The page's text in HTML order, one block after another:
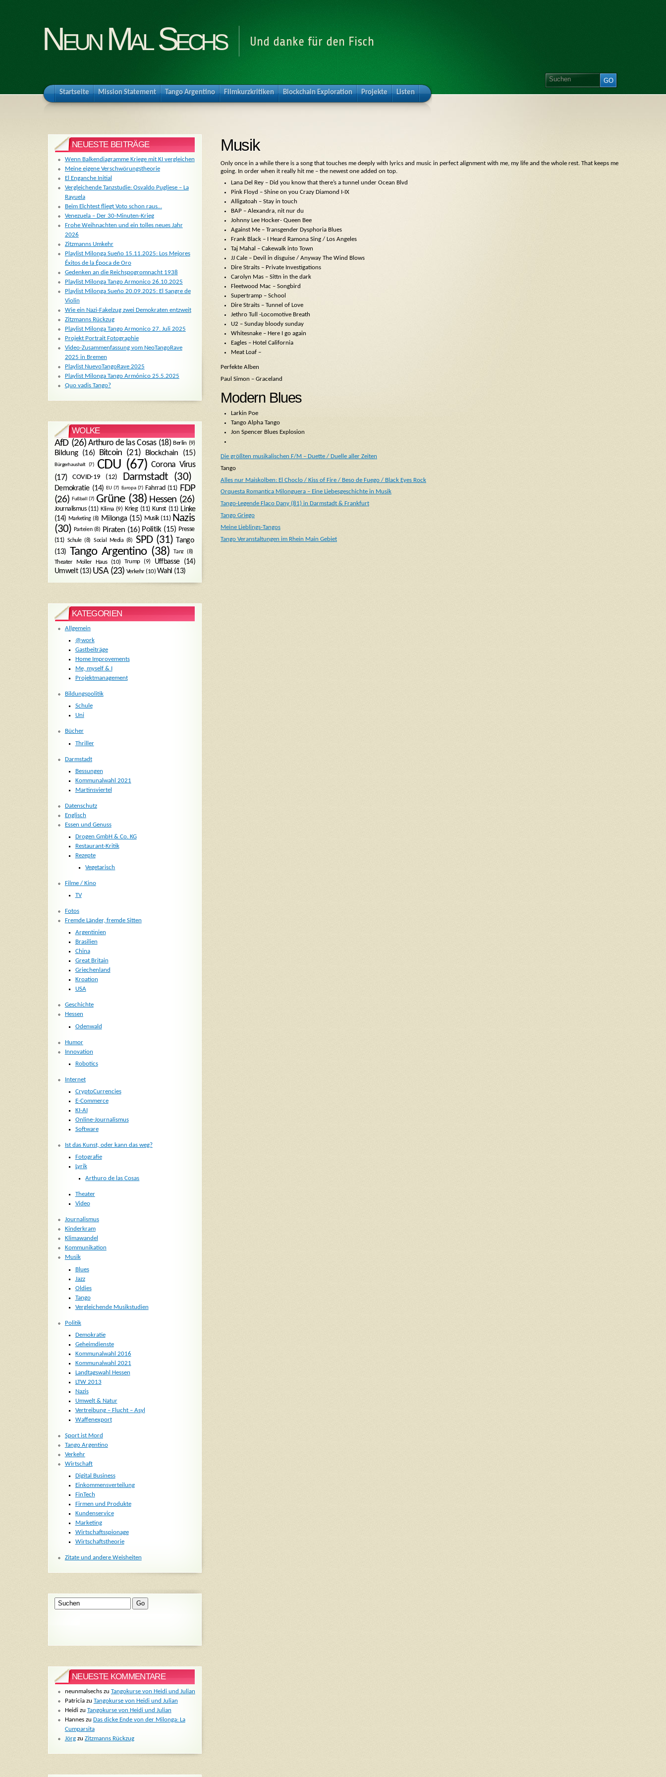
Neun Mal Sechs Und danke für den Fisch
Startseite Mission Statement Tango Argentino Filmkurzkritiken Blockchain Exploration Projekte Listen
Musik
Only once in a while there is a song that touches me deeply with lyrics and music in perfect alignment with me, my life and the whole rest. That keeps me
going. In order when it really hit me – the newest one added on top.
Lana Del Rey – Did you know that there’s a tunnel under Ocean Blvd
Pink Floyd – Shine on you Crazy Diamond I-IX
Alligatoah – Stay in touch
BAP – Alexandra, nit nur du
Johnny Lee Hocker- Queen Bee
Against Me – Transgender Dysphoria Blues
Frank Black – I Heard Ramona Sing / Los Angeles
Taj Mahal – Cakewalk into Town
JJ Cale – Devil in disguise / Anyway The Wind Blows
Dire Straits – Private Investigations
Carolyn Mas – Sittn in the dark
Fleetwood Mac – Songbird
Supertramp – School
Dire Straits – Tunnel of Love
Jethro Tull -Locomotive Breath
U2 – Sunday bloody sunday
Whitesnake – Here I go again
Eagles – Hotel California
Meat Loaf –
Perfekte Alben
Paul Simon – Graceland
Modern Blues
Larkin Poe
Tango Alpha Tango
Jon Spencer Blues Explosion
Die größten musikalischen F/M – Duette / Duelle aller Zeiten
Tango
Alles nur Maiskolben: El Choclo / Kiss of Fire / Beso de Fuego / Black Eyes Rock
Orquesta Romantica Milonguera – Eine Liebesgeschichte in Musik
Tango-Legende Flaco Dany (81) in Darmstadt & Frankfurt
Tango Griego
Meine Lieblings-Tangos
Tango Veranstaltungen im Rhein Main Gebiet
NEUESTE BEITRÄGE
Wenn Balkendiagramme Kriege mit KI vergleichen
Meine eigene Verschwörungstheorie
El Enganche Initial
Vergleichende Tanzstudie: Osvaldo Pugliese – La
Rayuela
Beim Elchtest fliegt Voto schon raus…
Venezuela – Der 30-Minuten-Krieg
Frohe Weihnachten und ein tolles neues Jahr
2026
Zitzmanns Umkehr
Playlist Milonga Sueño 15.11.2025: Los Mejores
Éxitos de la Época de Oro
Gedenken an die Reichspogromnacht 1938
Playlist Milonga Tango Armonico 26.10.2025
Playlist Milonga Sueño 20.09.2025: El Sangre de
Violin
Wie ein Nazi-Fakelzug zwei Demokraten entzweit
Zitzmanns Rückzug
Playlist Milonga Tango Armonico 27. Juli 2025
Projekt Portrait Fotographie
Video-Zusammenfassung vom NeoTangoRave
2025 in Bremen
Playlist NuevoTangoRave 2025
Playlist Milonga Tango Armónico 25.5.2025
Quo vadis Tango?
WOLKE
AfD(26) Arthuro de las Cosas(18) Berlin (9)
Bildung(16) Bitcoin (21) Blockchain (15)
Bürgerhaushalt (7) CDU (67) Corona Virus
(17)
COVID-19 (12) Darmstadt (30)
Demokratie(14) EU(7) Europa(7) Fahrrad (11) FDP
(26) Fußball (7) Grüne(38) Hessen (26)
Journalismus(11) Klima(9) Krieg(11) Kunst(11) Linke
(14) Marketing(8) Milonga(15) Musik(11) Nazis
(30) Parteien(8) Piraten (16) Politik(15) Presse
(11) Schule(8) Social Media (8) SPD(31) Tango
(13)
Tango Argentino(38) Tanz(8)
Theater Moller Haus(10) Trump(9) Uffbasse(14)
Umwelt(13) USA(23) Verkehr(10) Wahl (13)
KATEGORIEN
Allgemein
@work
Gastbeiträge
Home Improvements
Me, myself & I
Projektmanagement
Bildungspolitik
Schule
Uni
Bücher
Thriller
Darmstadt
Bessungen
Kommunalwahl 2021
Martinsviertel
Datenschutz
Englisch
Essen und Genuss
Drogen GmbH & Co. KG
Restaurant-Kritik
Rezepte
Vegetarisch
Filme / Kino
TV
Fotos
Fremde Länder, fremde Sitten
Argentinien
Brasilien
China
Great Britain
Griechenland
Kroation
USA
Geschichte
Hessen
Odenwald
Humor
Innovation
Robotics
Internet
CryptoCurrencies
E-Commerce
KI-AI
Online-Journalismus
Software
Ist das Kunst, oder kann das weg?
Fotografie
Lyrik
Arthuro de las Cosas
Theater
Video
Journalismus
Kinderkram
Klimawandel
Kommunikation
Musik
Blues
Jazz
Oldies
Tango
Vergleichende Musikstudien
Politik
Demokratie
Geheimdienste
Kommunalwahl 2016
Kommunalwahl 2021
Landtagswahl Hessen
LTW 2013
Nazis
Umwelt & Natur
Vertreibung – Flucht – Asyl
Waffenexport
Sport ist Mord
Tango Argentino
Verkehr
Wirtschaft
Digital Business
Einkommensverteilung
FinTech
Firmen und Produkte
Kundenservice
Marketing
Wirtschaftsspionage
Wirtschaftstheorie
Zitate und andere Weisheiten
NEUESTE KOMMENTARE
neunmalsechszu Tangokurse von Heidi und Julian
Patriciazu Tangokurse von Heidi und Julian
Heidizu Tangokurse von Heidi und Julian
Hanneszu Das dicke Ende von der Milonga: La
Cumparsita
Jörgzu Zitzmanns Rückzug